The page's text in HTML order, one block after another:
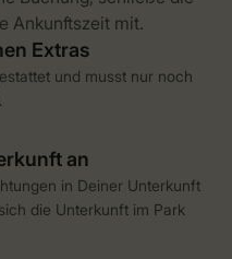
und musst nur noch
in Deiner Unterkunft
die Unterkunft im Park